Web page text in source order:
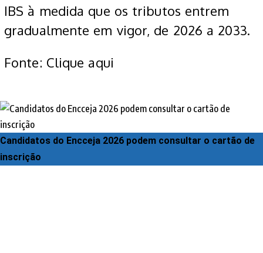
IBS à medida que os tributos entrem
gradualmente em vigor, de 2026 a 2033.
Fonte: Clique aqui
Candidatos do Encceja 2026 podem consultar o cartão de
inscrição